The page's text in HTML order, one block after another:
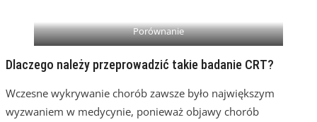
Porównanie
Dlaczego należy przeprowadzić takie badanie CRT?
Wczesne wykrywanie chorób zawsze było największym
wyzwaniem w medycynie, ponieważ objawy chorób